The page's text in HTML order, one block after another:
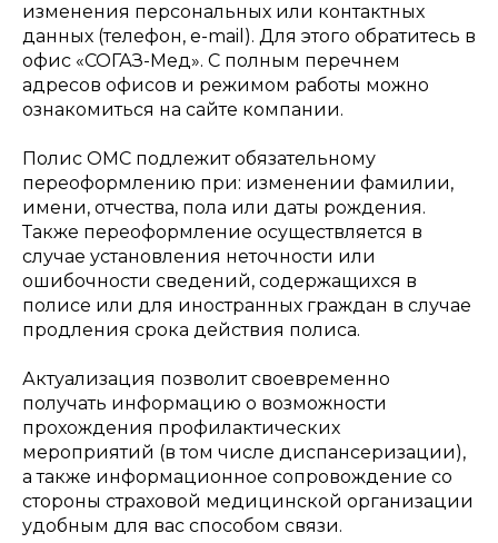
изменения персональных или контактных
данных (телефон, e-mail). Для этого обратитесь в
офис «СОГАЗ-Мед». С полным перечнем
адресов офисов и режимом работы можно
ознакомиться на сайте компании.
Полис ОМС подлежит обязательному
переоформлению при: изменении фамилии,
имени, отчества, пола или даты рождения.
Также переоформление осуществляется в
случае установления неточности или
ошибочности сведений, содержащихся в
полисе или для иностранных граждан в случае
продления срока действия полиса.
Актуализация позволит своевременно
получать информацию о возможности
прохождения профилактических
мероприятий (в том числе диспансеризации),
а также информационное сопровождение со
стороны страховой медицинской организации
удобным для вас способом связи.